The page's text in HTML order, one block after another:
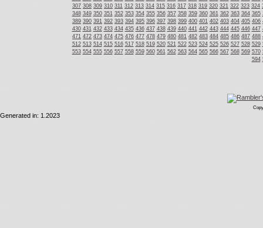
307 308 309 310 311 312 313 314 315 316 317 318 319 320 321 322 323 324
348 349 350 351 352 353 354 355 356 357 358 359 360 361 362 363 364 365
389 390 391 392 393 394 395 396 397 398 399 400 401 402 403 404 405 406
430 431 432 433 434 435 436 437 438 439 440 441 442 443 444 445 446 447
471 472 473 474 475 476 477 478 479 480 481 482 483 484 485 486 487 488
512 513 514 515 516 517 518 519 520 521 522 523 524 525 526 527 528 529
553 554 555 556 557 558 559 560 561 562 563 564 565 566 567 568 569 570
594
Generated in: 1.2023